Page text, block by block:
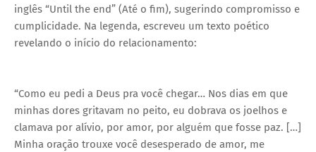
inglês “Until the end” (Até o fim), sugerindo compromisso e
cumplicidade. Na legenda, escreveu um texto poético
revelando o início do relacionamento:
“Como eu pedi a Deus pra você chegar… Nos dias em que
minhas dores gritavam no peito, eu dobrava os joelhos e
clamava por alívio, por amor, por alguém que fosse paz. […]
Minha oração trouxe você desesperado de amor, me